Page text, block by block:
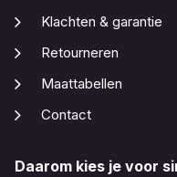
Klachten & garantie
Retourneren
Maattabellen
Contact
Daarom kies je voor